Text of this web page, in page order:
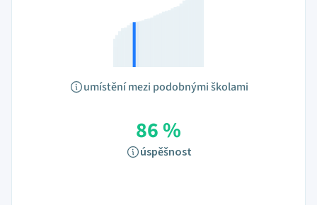
umístění mezi podobnými školami
86 %
úspěšnost